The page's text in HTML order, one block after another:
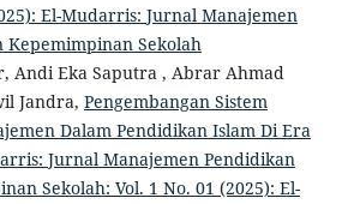
El-Mudarris: Jurnal Manajemen
Kepemimpinan Sekolah
Andi Eka Saputra , Abrar Ahmad
Jandra, Pengembangan Sistem
Dalam Pendidikan Islam Di Era
Jurnal Manajemen Pendidikan
Sekolah: Vol. 1 No. 01 (2025): El-